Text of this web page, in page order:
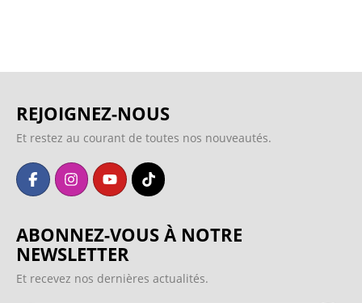
REJOIGNEZ-NOUS
Et restez au courant de toutes nos nouveautés.
ABONNEZ-VOUS À NOTRE
NEWSLETTER
Et recevez nos dernières actualités.